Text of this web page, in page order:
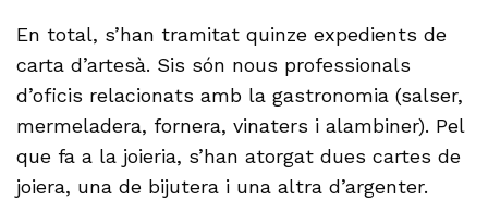
En total, s’han tramitat quinze expedients de
carta d’artesà. Sis són nous professionals
d’oficis relacionats amb la gastronomia (salser,
mermeladera, fornera, vinaters i alambiner). Pel
que fa a la joieria, s’han atorgat dues cartes de
joiera, una de bijutera i una altra d’argenter.